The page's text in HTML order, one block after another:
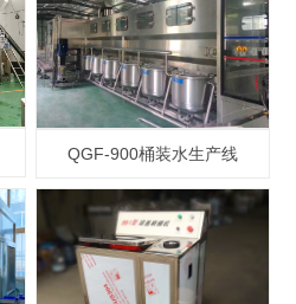
QGF-900桶装水生产线